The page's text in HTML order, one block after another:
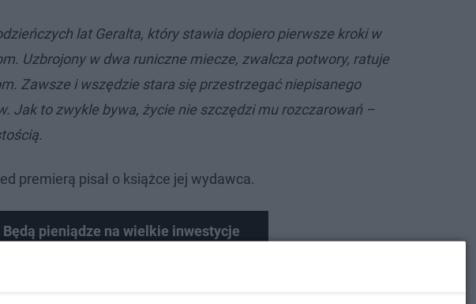
lat Geralta, który stawia dopiero pierwsze kroki w
Uzbrojony w dwa runiczne miecze, zwalcza potwory, ratuje
Zawsze i wszędzie stara się przestrzegać niepisanego
Jak to zwykle bywa, życie nie szczędzi mu rozczarowań –
premierą pisał o książce jej wydawca.
pieniądze na wielkie inwestycje